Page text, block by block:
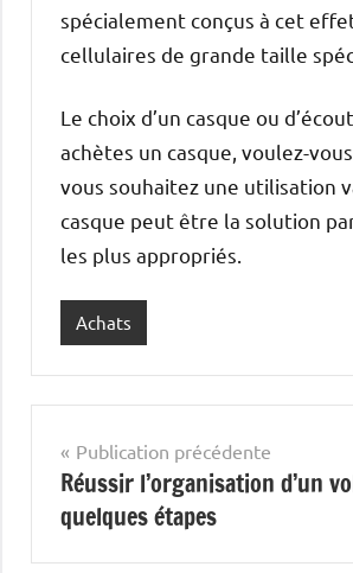
spécialement conçus à cet
cellulaires de grande taille
Le choix d’un casque ou
achètes un casque, voulez-
vous souhaitez une utilisation
casque peut être la solution
les plus appropriés.
Achats
Navigation
de
l’article
Publication précédente
Réussir l’organisation d’un
quelques étapes